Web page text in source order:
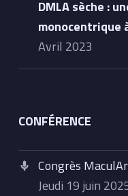
DMLA sèche :
monocentrique
avril 2023
CONFÉRENCE
Congrès
jeudi 19 juin